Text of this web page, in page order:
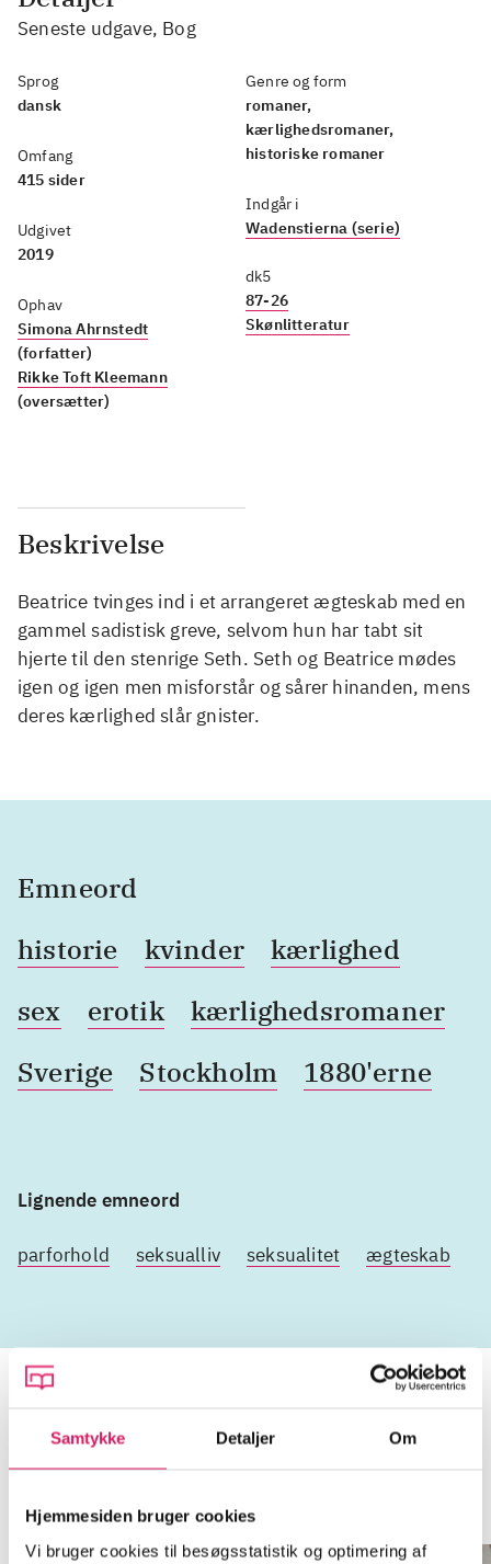
Samtykke Detaljer Om
Hjemmesiden bruger cookies
Vi bruger cookies til besøgsstatistik og optimering af
Seneste udgave, Bog
Sprog
dansk
Omfang
415 sider
Udgivet
2019
Ophav
Simona Ahrnstedt
(forfatter)
Rikke Toft Kleemann
(oversætter)
Genre og form
romaner,
kærlighedsromaner,
historiske romaner
Indgår i
Wadenstierna (serie)
dk5
87-26
Skønlitteratur
Beskrivelse
Beatrice tvinges ind i et arrangeret ægteskab med en
gammel sadistisk greve, selvom hun har tabt sit
hjerte til den stenrige Seth. Seth og Beatrice mødes
igen og igen men misforstår og sårer hinanden, mens
deres kærlighed slår gnister.
Emneord
historie
kvinder
kærlighed
sex
erotik
kærlighedsromaner
Sverige
Stockholm 1880'erne
Lignende emneord
parforhold seksualliv seksualitet ægteskab
Wadenstierna